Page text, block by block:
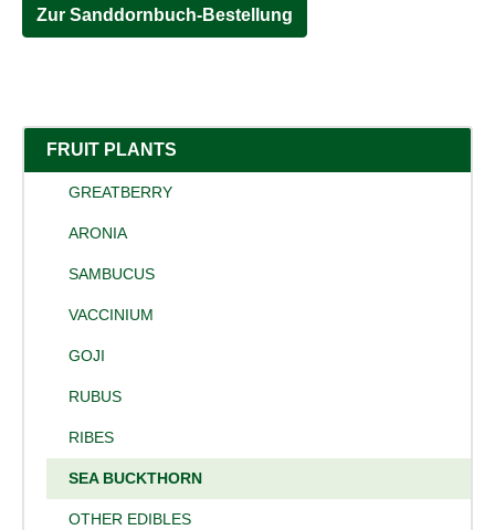
Zur Sanddornbuch-Bestellung
FRUIT PLANTS
GREATBERRY
ARONIA
SAMBUCUS
VACCINIUM
GOJI
RUBUS
RIBES
SEA BUCKTHORN
OTHER EDIBLES